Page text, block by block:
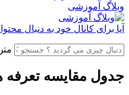
وبلاگ آموزشی
آیا برای کانال خود به دنبال
جدول مقایسه تعرفه